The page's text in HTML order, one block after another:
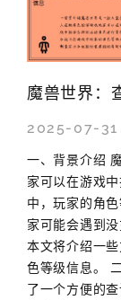
魔兽世界：
2025-07-31
一、背景介绍
家可以在游戏
中，玩家的角
家可能会遇到
本文将介绍一
色等级信息。
了一个方便的